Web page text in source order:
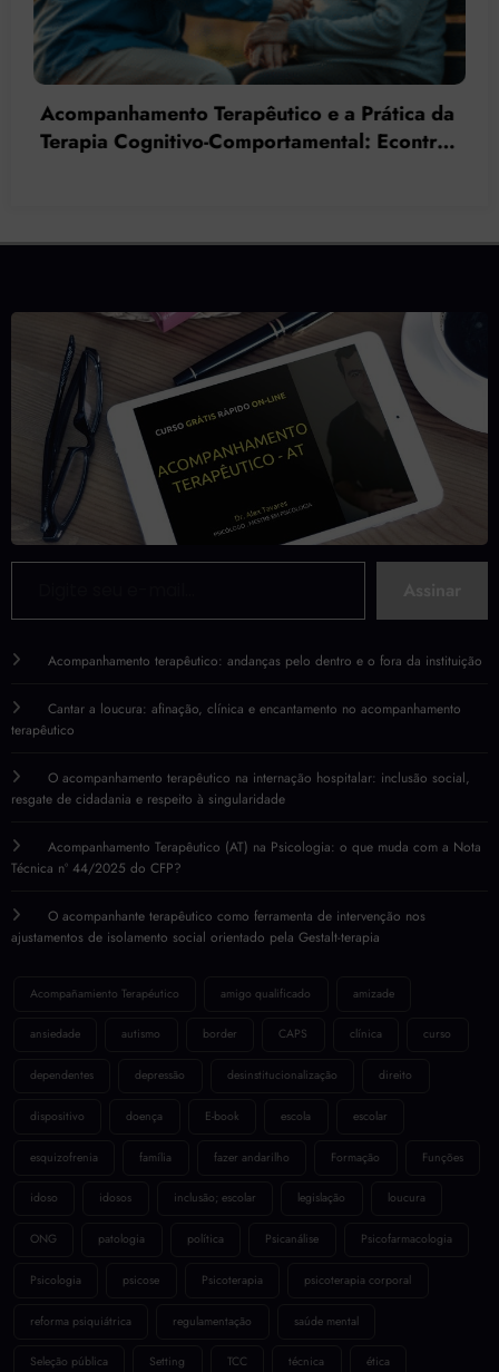
Reabilitação Psicossocial e
Acompanhamento Terapêutico:
equacionando a reinserção em saúde mental
Digite seu e-mail…
Acompanhamento terapêutico: andanças pelo dentro e o fora da instituição
Cantar a loucura: afinação, clínica e encantamento no acompanhamento
Acompanhamento Terapêutico (AT) na Psicologia: o que muda com a Nota
O acompanhante terapêutico como ferramenta de intervenção nos
ansiedade autismo border CAPS clínica
dependentes depressão desinstitucionalização direito
dispositivo doença E-book escola escolar
esquizofrenia família fazer andarilho Formação
idoso inclusão; escolar legislação loucura
ONG patologia política Psicanálise Psicofarmacologia
Psicologia psicose Psicoterapia psicoterapia corporal
reforma psiquiátrica regulamentação saúde mental
Seleção pública Setting TCC técnica